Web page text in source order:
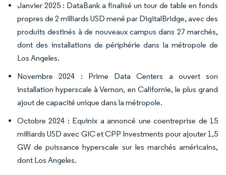
Janvier 2025 : DataBank a finalisé un tour de table en fonds
propres de 2 milliards USD mené par DigitalBridge, avec des
produits destinés à de nouveaux campus dans 27 marchés,
dont des installations de périphérie dans la métropole de
Los Angeles.
Novembre 2024 : Prime Data Centers a ouvert son
installation hyperscale à Vernon, en Californie, le plus grand
ajout de capacité unique dans la métropole.
Octobre 2024 : Equinix a annoncé une coentreprise de 15
milliards USD avec GIC et CPP Investments pour ajouter 1,5
GW de puissance hyperscale sur les marchés américains,
dont Los Angeles.